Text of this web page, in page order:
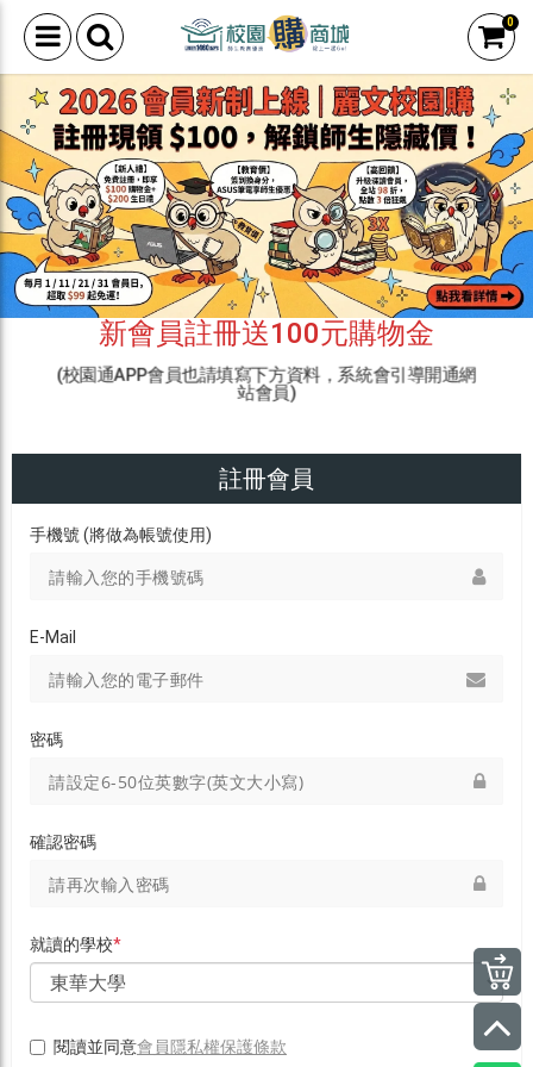
0
新會員註冊送100元購物金
(校園通APP會員也請填寫下方資料，系統會引導開通網
站會員)
註冊會員
手機號 (將做為帳號使用)
E-Mail
密碼
確認密碼
就讀的學校*
閱讀並同意會員隱私權保護條款